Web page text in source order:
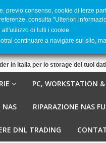
in Italia per lo storage dei tuoi
PC, WORKSTATION &
NAS RIPARAZIONE NAS
DNL TRADING
previo consenso, cookie di terze
consulta "Ulteriori
di tutti i cookie.
continuare a navigare sul sito,